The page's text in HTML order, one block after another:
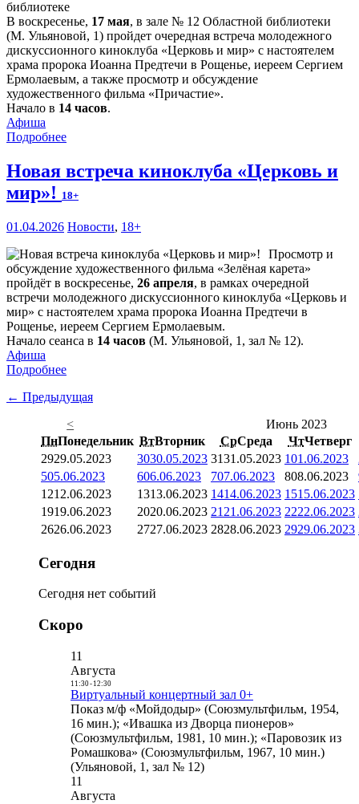
В воскресенье, 17 мая, в зале № 12 Областной библиотеки
(М. Ульяновой, 1) пройдет очередная встреча молодежного
дискуссионного киноклуба «Церковь и мир» с настоятелем
храма пророка Иоанна Предтечи в Рощенье, иереем Сергием
Ермолаевым, а также просмотр и обсуждение
художественного фильма «Причастие».
Начало в 14 часов.
Афиша
Подробнее
Новая встреча киноклуба «Церковь и
мир»! 18+
01.04.2026 Новости, 18+
Просмотр и
обсуждение художественного фильма «Зелёная карета»
пройдёт в воскресенье, 26 апреля, в рамках очередной
встречи молодежного дискуссионного киноклуба «Церковь и
мир» с настоятелем храма пророка Иоанна Предтечи в
Рощенье, иереем Сергием Ермолаевым.
Начало сеанса в 14 часов (М. Ульяновой, 1, зал № 12).
Афиша
Подробнее
← Предыдущая
<
Июнь 2023
ПнПонедельник ВтВторник СрСреда ЧтЧетверг
2929.05.2023 3030.05.2023 3131.05.2023 101.06.2023
505.06.2023 606.06.2023 707.06.2023 808.06.2023
1212.06.2023 1313.06.2023 1414.06.2023 1515.06.2023
1919.06.2023 2020.06.2023 21 21.06.2023 2222.06.2023
2626.06.2023 2727.06.2023 2828.06.2023 2929.06.2023
Сегодня
Сегодня нет событий
Скоро
11
Августа
11:30- 12:30
Виртуальный концертный зал 0+
Показ м/ф «Мойдодыр» (Союзмультфильм, 1954,
16 мин.); «Ивашка из Дворца пионеров»
(Союзмультфильм, 1981, 10 мин.); «Паровозик из
Ромашкова» (Союзмультфильм, 1967, 10 мин.)
(Ульяновой, 1, зал № 12)
11
Августа